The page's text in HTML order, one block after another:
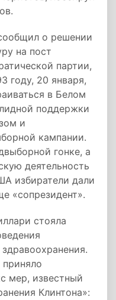
о решении
на пост
партии,
году, 20 января,
в Белом
поддержки
и
кампании.
гонке, а
деятельность
избиратели дали
«сопрезидент».
стояла
приняло
мер, известный
Клинтона»: